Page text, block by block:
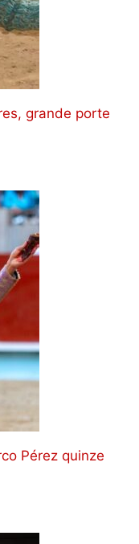
grande porte
Pérez quinze